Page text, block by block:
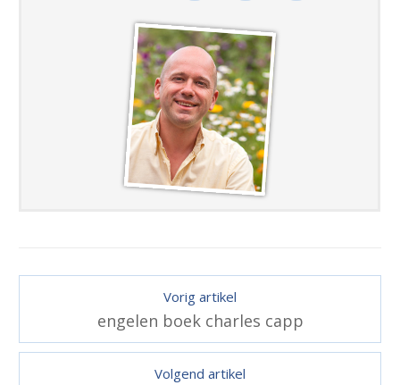
Vorig artikel
engelen boek charles capp
Volgend artikel